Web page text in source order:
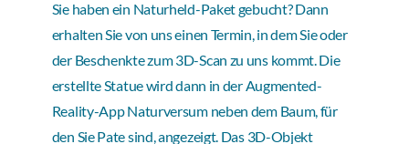
Sie haben ein Naturheld-Paket gebucht? Dann
erhalten Sie von uns einen Termin, in dem Sie oder
der Beschenkte zum 3D-Scan zu uns kommt. Die
erstellte Statue wird dann in der Augmented-
Reality-App Naturversum neben dem Baum, für
den Sie Pate sind, angezeigt. Das 3D-Objekt